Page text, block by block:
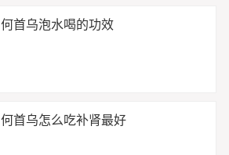
何首乌泡水喝的功效
何首乌怎么吃补肾最好